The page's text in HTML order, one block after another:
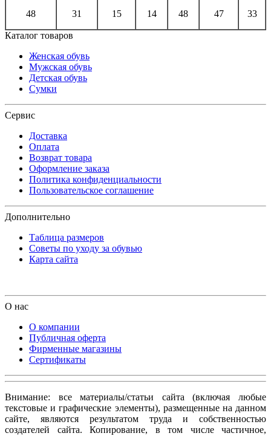
48 31 15 14 48 47 33
Каталог товаров
Женская обувь
Мужская обувь
Детская обувь
Сумки
Сервис
Доставка
Оплата
Возврат товара
Оформление заказа
Политика конфиденциальности
Пользовательское соглашение
Дополнительно
Таблица размеров
Советы по уходу за обувью
Карта сайта
О нас
О компании
Публичная оферта
Фирменные магазины
Сертификаты
Внимание: все материалы/статьи сайта (включая любые
текстовые и графические элементы), размещенные на данном
сайте, являются результатом труда и собственностью
создателей сайта. Копирование, в том числе частичное,